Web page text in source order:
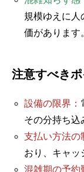
規模ゆえに人
価があります
注意すべき
設備の限界：
その分持ち込
支払い方法の
おり、キャッ
混雑期の予約